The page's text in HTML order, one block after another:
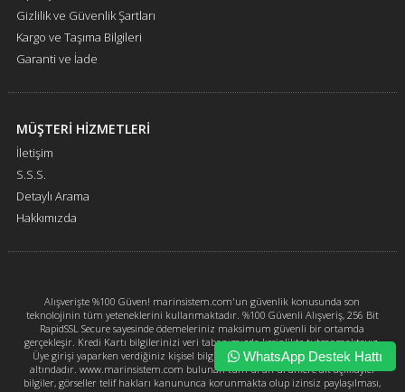
Gizlilik ve Güvenlik Şartları
Kargo ve Taşıma Bilgileri
Garanti ve İade
MÜŞTERİ HİZMETLERİ
İletişim
S.S.S.
Detaylı Arama
Hakkımızda
Alışverişte %100 Güven! marinsistem.com'un güvenlik konusunda son
teknolojinin tüm yeteneklerini kullanmaktadır. %100 Güvenli Alışveriş, 256 Bit
RapidSSL Secure sayesinde ödemeleriniz maksimum güvenli bir ortamda
gerçekleşir. Kredi Kartı bilgilerinizi veri tabanımızda kesinlikte tutmamaktayız.
Üye girişi yaparken verdiğiniz kişisel bilgileriniz marinsistem.com güvencesi
altındadır. www.marinsistem.com bulunan tüm ürün ürünlere ait açıklayıcı
bilgiler, görseller telif hakları kanununca korunmakta olup izinsiz paylaşılması,
WhatsApp Destek Hattı